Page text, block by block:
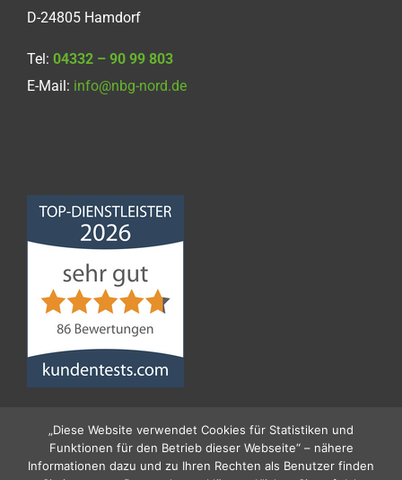
D-24805 Hamdorf
Tel: 04332 – 90 99 803
E-Mail: info@nbg-nord.de
Norddeutsche
Bauabdichtungsgesellschaft
mbH
von 5
86Bewertungen
„Diese Website verwendet Cookies für Statistiken und
Funktionen für den Betrieb dieser Webseite“ – nähere
Informationen dazu und zu Ihren Rechten als Benutzer finden